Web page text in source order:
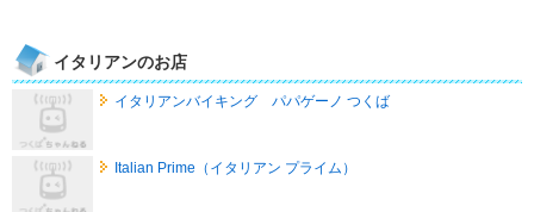
イタリアンのお店
イタリアンバイキング パパゲーノ つくば
Italian Prime（イタリアン プライム）